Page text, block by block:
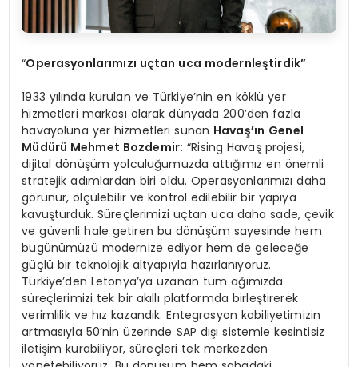
“Operasyonlarımızı uçtan uca modernleştirdik”
1933 yılında kurulan ve Türkiye’nin en köklü yer
hizmetleri markası olarak dünyada 200’den fazla
havayoluna yer hizmetleri sunan Havaş’ın Genel
Müdürü Mehmet Bozdemir: “Rising Havaş projesi,
dijital dönüşüm yolculuğumuzda attığımız en önemli
stratejik adımlardan biri oldu. Operasyonlarımızı daha
görünür, ölçülebilir ve kontrol edilebilir bir yapıya
kavuşturduk. Süreçlerimizi uçtan uca daha sade, çevik
ve güvenli hale getiren bu dönüşüm sayesinde hem
bugünümüzü modernize ediyor hem de geleceğe
güçlü bir teknolojik altyapıyla hazırlanıyoruz.
Türkiye’den Letonya’ya uzanan tüm ağımızda
süreçlerimizi tek bir akıllı platformda birleştirerek
verimlilik ve hız kazandık. Entegrasyon kabiliyetimizin
artmasıyla 50’nin üzerinde SAP dışı sistemle kesintisiz
iletişim kurabiliyor, süreçleri tek merkezden